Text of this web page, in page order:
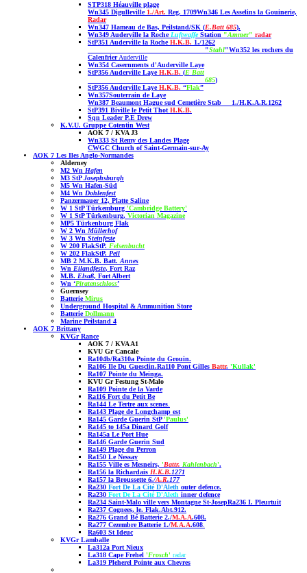
STP318 Héauville plage
Wn345 Digulleville 1./Art. Reg. 1709Wn346 Les Asselins la Gouinerie,
Radar
Wn347 Hameau de Bas, Peilstand/SK (E.Batt 685).
Wn349 Auderville la Roche LuftwaffeStation "Ammer" radar
StP351 Auderville la RocheH.K.B. 1./1262
"Stahl"Wn352 les rochers du
CalenfrierAuderville
Wn354 Casernments d'Auderville Laye
StP356 Auderville LayeH.K.B. (E Batt
685)
StP356 Auderville LayeH.K.B. “Flak”
Wn357Souterrain de Laye
Wn387 Beaumont Hague sud CemetièreStab 1./H.K.A.R.1262
StP391 Biville le Petit Thot H.K.B.
Sqn Leader P.E Drew
K.V.U. Gruppe Cotentin West
AOK 7 / KVA J3
Wn333 St Remy des Landes Plage
CWGC Church of Saint-Germain-sur-Ay
AOK 7 Les Iles Anglo-Normandes
Alderney
M2 Wn Hafen
M3 StPJosephsburgh
M5 Wn Hafen-Süd
M4 Wn Dohlenfest
Panzermauer 12, Platte Saline
W 1 StP Türkemburg 'Cambridge Battery'
W 1 StP Türkenburg, Victorian Magazine
MP5 Türkenburg Flak
W 2 Wn Müllerhof
W 3 Wn Steinfeste
W 200 FlakStP. Felsenbucht
W 202 FlakStP. Peil
MB 2 M.K.B. Batt. Annes
Wn Eilandfeste, Fort Raz
M.B. Elsaß, Fort Albert
Wn ‘Piratenschloss’
Guernsey
BatterieMirus
Underground Hospital & Ammunition Store
BatterieDollmann
Marine Peilstand 4
AOK 7 Brittany
KVGr Rance
AOK 7 / KVA A1
KVU Gr Cancale
Ra104b/Ra310a Pointe du Grouin.
Ra106 Ile Du Guesclin.Ra110 Pont Gilles Battr. 'Kullak'
Ra107 Pointe du Meinga.
KVU Gr Festung St-Malo
Ra109 Pointe de la Varde
Ra116 Fort du Petit Be
Ra144 Le Tertre aux scenes
Ra143 Plage de Longchamp est
Ra145 Garde Guerin StP'Paulus'
Ra145 to 145a Dinard Golf
Ra145a Le Port Hue
Ra146 Garde Guerin Sud
Ra149 Plage du Perron
Ra150 Le Nessay
Ra155 Ville es Mesneirs, 'Battr. Kahlenbach'.
Ra156 la Richardais H.K.B.1271
Ra157 la Broussette6./A.R.177
Ra230 Fort De La Cité D'Aleth outer defence.
Ra230 Fort De La Cité D'Aleth innerdefence
Ra234 Saint-Malo ville vers Montagne St-JosepRa236 I. Pleurtuit
Ra237 Cognees, le. Flak.Abt.912.
Ra276 Grand Bé Batterie 2./M.A.A.608.
Ra277 CezembreBatterie 1./M.A.A.608
Ra603 St Ideuc
KVGr Lamballe
La312a Port Nieux
La318 Cape Frehel 'Frosch' radar
La319 Pleherel Pointe aux Chevres